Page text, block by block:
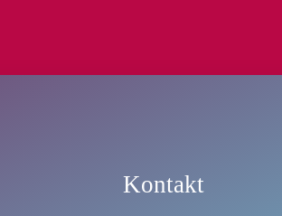
Kontakt